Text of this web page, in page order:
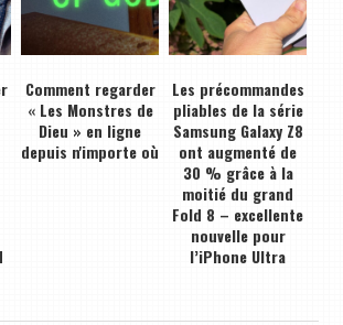
Comment regarder
« Les Monstres de
Dieu » en ligne
depuis n'importe où
Les précommandes
pliables de la série
Samsung Galaxy Z8
ont augmenté de
30 % grâce à la
moitié du grand
Fold 8 – excellente
nouvelle pour
l’iPhone Ultra